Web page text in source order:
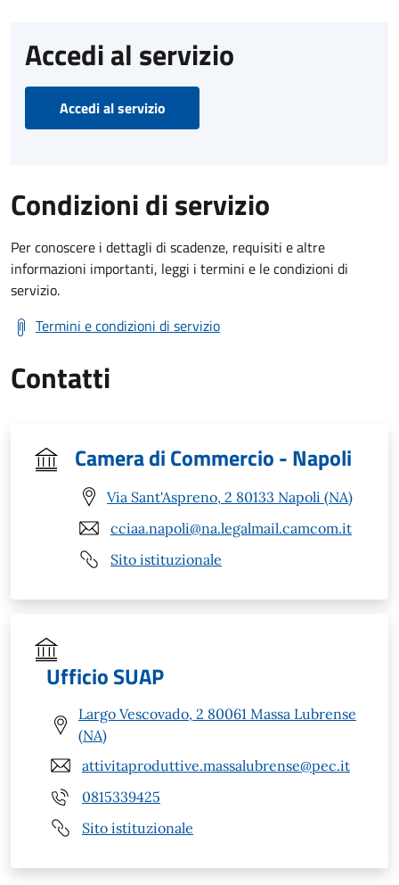
Accedi al servizio
Accedi al servizio
Condizioni di servizio
Per conoscere i dettagli di scadenze, requisiti e altre
informazioni importanti, leggi i termini e le condizioni di
servizio.
Termini e condizioni di servizio
Contatti
Camera di Commercio - Napoli
Via Sant'Aspreno, 2 80133 Napoli (NA)
cciaa.napoli@na.legalmail.camcom.it
Sito istituzionale
Ufficio SUAP
Largo Vescovado, 2 80061 Massa Lubrense
(NA)
attivitaproduttive.massalubrense@pec.it
0815339425
Sito istituzionale